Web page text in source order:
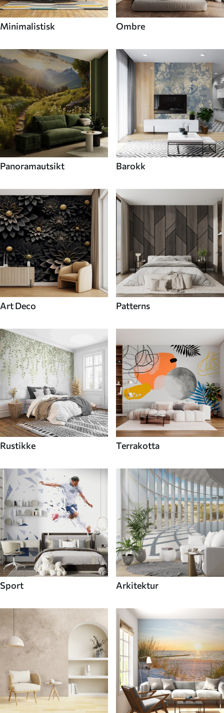
Minimalistisk Ombre
Panoramautsikt Barokk
Art Deco Patterns
Rustikke Terrakotta
Sport Arkitektur